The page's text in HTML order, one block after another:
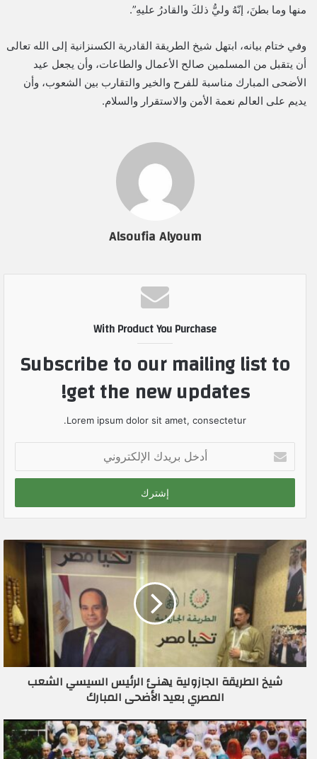
منها وما بطنَ، إنّهُ وليُّ ذلكَ والقادرُ عليهِ”.
وفي ختام بيانه، ابتهل شيخ الطريقة القادرية الكسنزانية إلى الله تعالى
أن يتقبل من المسلمين صالح الأعمال والطاعات، وأن يجعل عيد
الأضحى المبارك مناسبة للفرح والخير والتقارب بين الشعوب، وأن
يديم على العالم نعمة الأمن والاستقرار والسلام.
Alsoufia Alyoum
With Product You Purchase
Subscribe to our mailing list to
get the new updates!
Lorem ipsum dolor sit amet, consectetur.
خ
ب
ي
د
ك
إ
ل
ك
ت
شيخ الطريقة الجازولية يهنئ الرئيس السيسي الشعب
المصري بعيد الأضحى المبارك